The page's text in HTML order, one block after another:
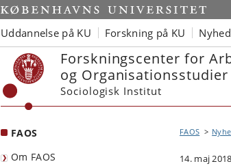
Start
Uddannelse på KU Forskning på KU
Forskningscenter for
og Organisationsstudier
Sociologisk Institut
FAOS
Om FAOS
FAOS
14. maj 2018